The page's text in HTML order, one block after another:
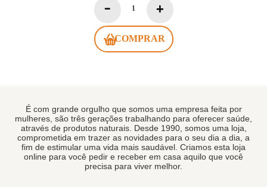
COMPRAR
É com grande orgulho que somos uma empresa feita por
mulheres, são três gerações trabalhando para oferecer saúde,
através de produtos naturais. Desde 1990, somos uma loja,
comprometida em trazer as novidades para o seu dia a dia, a
fim de estimular uma vida mais saudável. Criamos esta loja
online para você pedir e receber em casa aquilo que você
precisa para viver melhor.